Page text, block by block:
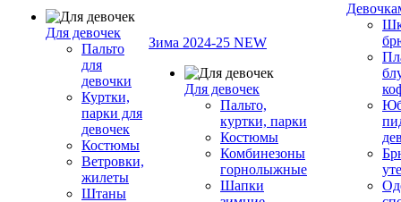
Для девочек
Пальто
для
девочки
Куртки,
парки для
девочек
Костюмы
Ветровки,
жилеты
Штаны
Зима 2024-25 NEW
Для девочек
Пальто,
куртки, парки
Костюмы
Комбинезоны
горнолыжные
Шапки